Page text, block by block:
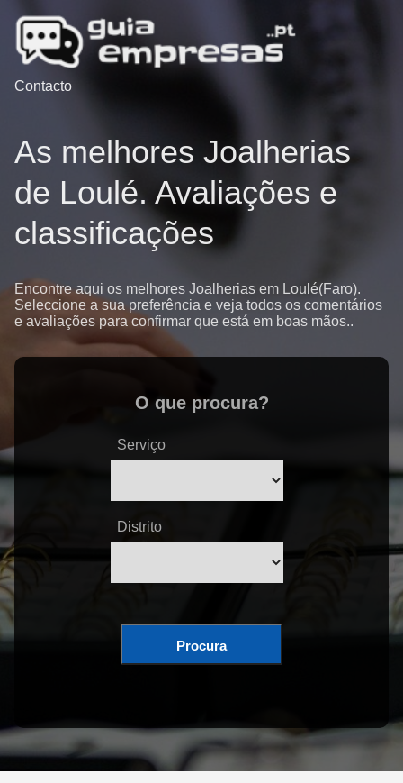
Contacto
As melhores Joalherias
de Loulé. Avaliações e
classificações
Encontre aqui os melhores Joalherias em Loulé(Faro).
Seleccione a sua preferência e veja todos os comentários
e avaliações para confirmar que está em boas mãos..
O que procura?
Serviço
Distrito
Procura